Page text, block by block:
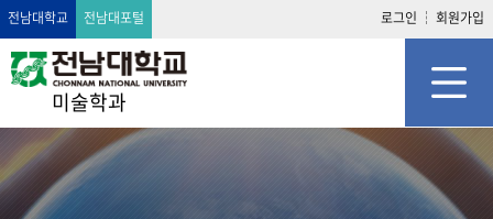
전남대학교 전남대포털 로그인 회원가입
미술학과